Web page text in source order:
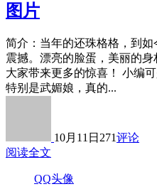
图片
简介：当年的还珠格格，到
震撼。漂亮的脸蛋，美丽的
大家带来更多的惊喜！ 小编
特别是武媚娘，真的...
10月11日 271评论
阅读全文
QQ头像